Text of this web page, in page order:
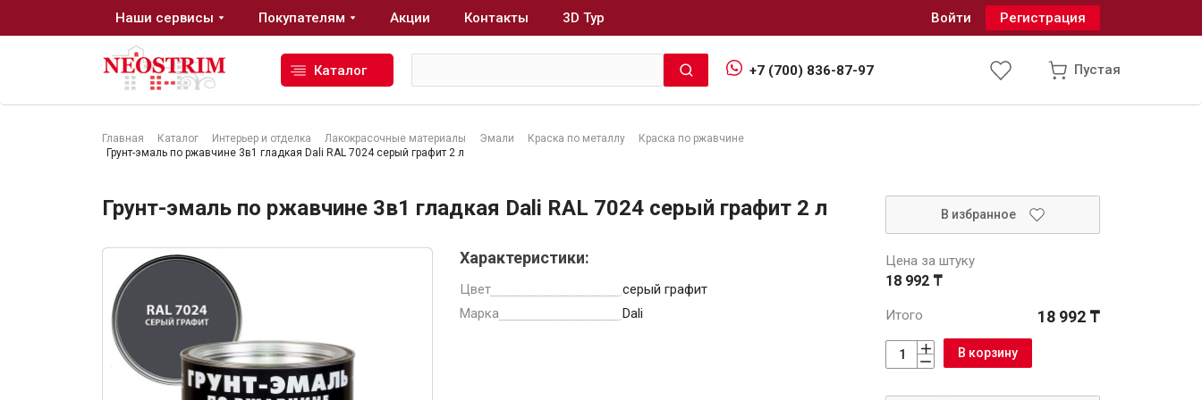
Главная Каталог Интерьер и отделка Лакокрасочные материалы Эмали Краска по металлу
Краска по ржавчине
Грунт-эмаль по ржавчине 3в1 гладкая Dali RAL 7024 серый графит 2 л
Грунт-эмаль по ржавчине 3в1 гладкая Dali RAL 7024 серый графит 2 л
Характеристики:
Цвет
серый графит
Марка
Dali
В избранное
Цена за штуку
18 992 ₸
Итого 18 992 ₸
В корзину
Наши сервисы Покупателям Акции Контакты 3D Тур Войти Регистрация
Каталог +7 (700) 836-87-97 Пустая
Сухие строительные смеси
Гидроизоляция
Изоляционные материалы
Кровельные материалы
Ещё 2
Лакокрасочные материалы
Клеи, жидкие гвозди
Обои
Ещё 5
Водоснабжение и водоотведение